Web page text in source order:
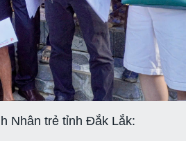
Nhân trẻ tỉnh Đắk Lắk: